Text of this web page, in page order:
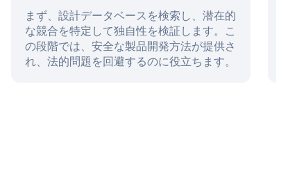
まず、設計データベースを検索し、潜在的
な競合を特定して独自性を検証します。こ
の段階では、安全な製品開発方法が提供さ
れ、法的問題を回避するのに役立ちます。